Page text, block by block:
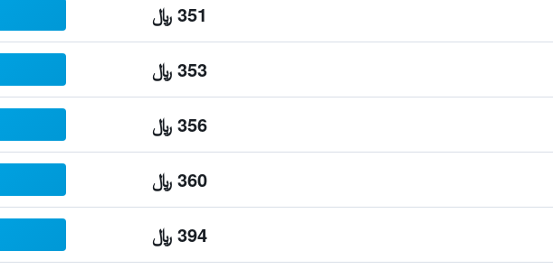
351 ﷼
353 ﷼
356 ﷼
360 ﷼
394 ﷼